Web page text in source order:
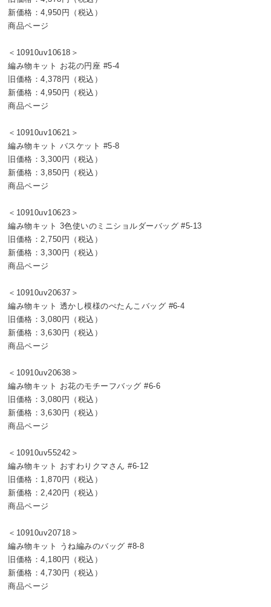
新価格：4,950円（税込）
商品ページ
＜10910uv10618＞
編み物キット お花の円座 #5-4
旧価格：4,378円（税込）
新価格：4,950円（税込）
商品ページ
＜10910uv10621＞
編み物キット バスケット #5-8
旧価格：3,300円（税込）
新価格：3,850円（税込）
商品ページ
＜10910uv10623＞
編み物キット 3色使いのミニショルダーバッグ #5-13
旧価格：2,750円（税込）
新価格：3,300円（税込）
商品ページ
＜10910uv20637＞
編み物キット 透かし模様のぺたんこバッグ #6-4
旧価格：3,080円（税込）
新価格：3,630円（税込）
商品ページ
＜10910uv20638＞
編み物キット お花のモチーフバッグ #6-6
旧価格：3,080円（税込）
新価格：3,630円（税込）
商品ページ
＜10910uv55242＞
編み物キット おすわりクマさん #6-12
旧価格：1,870円（税込）
新価格：2,420円（税込）
商品ページ
＜10910uv20718＞
編み物キット うね編みのバッグ #8-8
旧価格：4,180円（税込）
新価格：4,730円（税込）
商品ページ